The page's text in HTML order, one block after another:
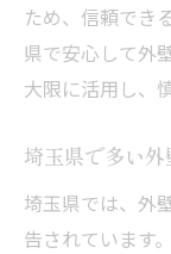
ため、信頼でき
県で安心して外
大限に活用し、
埼玉県で多い
埼玉県では、外
告されています